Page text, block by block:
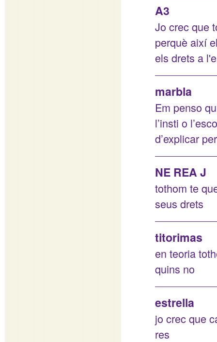
A3
Jo crec que
perquè així
els drets a
marbla
Em penso
l’insti o
d’explicar
NE REA J
tothom te
seus drets
titorimas
en teoria
quins no
estrella
jo crec que
res